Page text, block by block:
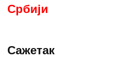
Србији
Сажетак